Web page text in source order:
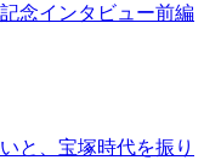
念インタビュー前編
と、宝塚時代を振り